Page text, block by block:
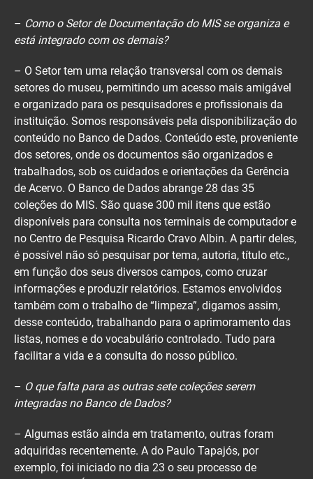
– Como o Setor de Documentação do MIS se organiza e
está integrado com os demais?
– O Setor tem uma relação transversal com os demais
setores do museu, permitindo um acesso mais amigável
e organizado para os pesquisadores e profissionais da
instituição. Somos responsáveis pela disponibilização do
conteúdo no Banco de Dados. Conteúdo este, proveniente
dos setores, onde os documentos são organizados e
trabalhados, sob os cuidados e orientações da Gerência
de Acervo. O Banco de Dados abrange 28 das 35
coleções do MIS. São quase 300 mil itens que estão
disponíveis para consulta nos terminais de computador e
no Centro de Pesquisa Ricardo Cravo Albin. A partir deles,
é possível não só pesquisar por tema, autoria, título etc.,
em função dos seus diversos campos, como cruzar
informações e produzir relatórios. Estamos envolvidos
também com o trabalho de “limpeza”, digamos assim,
desse conteúdo, trabalhando para o aprimoramento das
listas, nomes e do vocabulário controlado. Tudo para
facilitar a vida e a consulta do nosso público.
– O que falta para as outras sete coleções serem
integradas no Banco de Dados?
– Algumas estão ainda em tratamento, outras foram
adquiridas recentemente. A do Paulo Tapajós, por
exemplo, foi iniciado no dia 23 o seu processo de